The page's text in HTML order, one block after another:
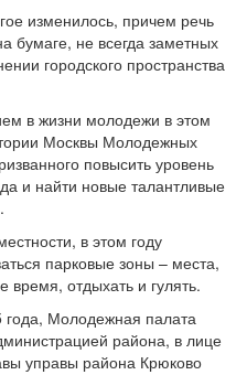
изменилось, причем речь
бумаге, не всегда заметных
городского пространства
в жизни молодежи в этом
Москвы Молодежных
повысить уровень
и найти новые талантливые
в этом году
парковые зоны – места,
время, отдыхать и гулять.
года, Молодежная палата
района, в лице
управы района Крюково